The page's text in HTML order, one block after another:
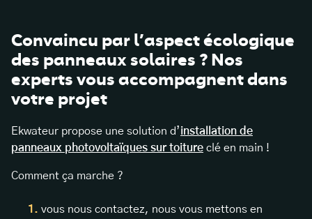
Convaincu par l’aspect écologique
des panneaux solaires ? Nos
experts vous accompagnent dans
votre projet
Ekwateur propose une solution d’installation de
panneaux photovoltaïques sur toiture clé en main !
Comment ça marche ?
vous nous contactez, nous vous mettons en